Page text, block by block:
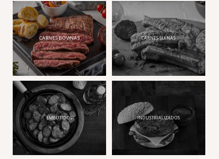
CARNES BOVINAS CARNES SUÍNAS
EMBUTIDOS INDUSTRIALIZADOS